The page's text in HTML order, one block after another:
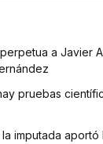
a Javier
pruebas
imputada